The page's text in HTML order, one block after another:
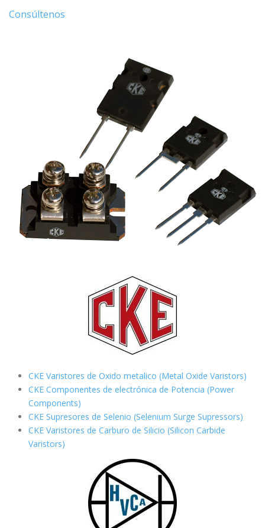
Consúltenos
CKE Varistores de Oxido metalico (Metal Oxide Varistors)
CKE Componentes de electrónica de Potencia (Power
Components)
CKE Supresores de Selenio (Selenium Surge Supressors)
CKE Varistores de Carburo de Silicio (Silicon Carbide
Varistors)